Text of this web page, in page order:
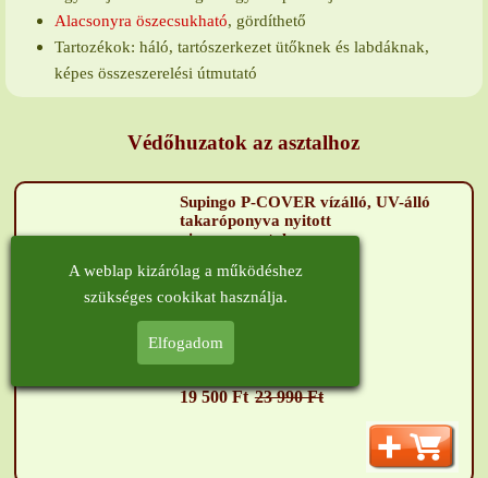
Alacsonyra öszecsukható, gördíthető
Tartozékok: háló, tartószerkezet ütőknek és labdáknak,
képes összeszerelési útmutató
Védőhuzatok az asztalhoz
Supingo P-COVER vízálló, UV-álló
takaróponyva nyitott
pingpongasztalra
Raktárról azonnal
19 500 Ft 23 990 Ft
A weblap kizárólag a működéshez
szükséges cookikat használja.
Elfogadom